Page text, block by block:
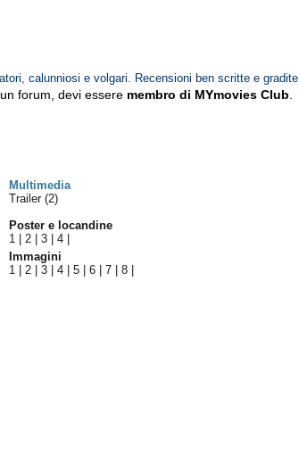
calunniosi e volgari. Recensioni ben scritte e gradite
forum, devi essere membro di MYmovies Club
Multimedia
Trailer (2)
Poster e locandine
1 |2 |3 |4
Immagini
1 |2 |3 |4 |5 |6 |7 |8